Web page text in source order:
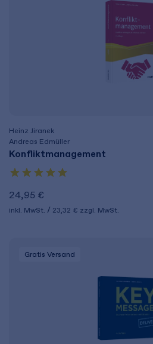
Heinz Jiranek
Andreas Edmüller
Konfliktmanagement
24,95 €
inkl. MwSt. 23,32 € zzgl. MwSt.
Gratis Versand